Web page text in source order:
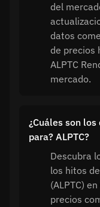
del
datos
de precios
ALPTC
mercado.
¿Cuáles son
para? ALPTC?
Descubra
los hitos
(ALPTC)
precios